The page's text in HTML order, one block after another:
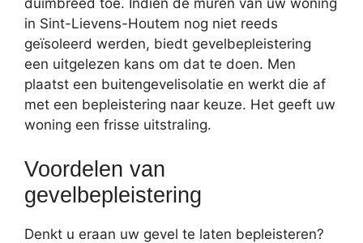
duimbreed toe. Indien de muren van uw woning
in Sint-Lievens-Houtem nog niet reeds
geïsoleerd werden, biedt gevelbepleistering
een uitgelezen kans om dat te doen. Men
plaatst een buitengevelisolatie en werkt die af
met een bepleistering naar keuze. Het geeft uw
woning een frisse uitstraling.
Voordelen van
gevelbepleistering
Denkt u eraan uw gevel te laten bepleisteren?